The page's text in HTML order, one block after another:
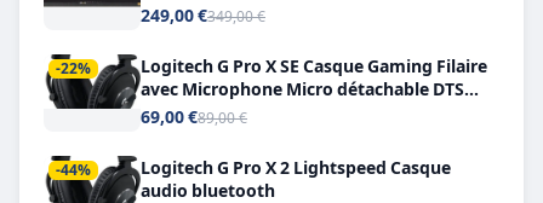
249,00 €349,00 €
-22%
Logitech G Pro X SE Casque Gaming Filaire
avec Microphone Micro détachable DTS
Headphone X 7.1
69,00 €89,00 €
-44%
Logitech G Pro X 2 Lightspeed Casque
audio bluetooth